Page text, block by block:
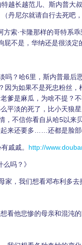
越长越范儿、斯内普大
丹尼尔就请自行去死吧
索·卡隆那样的哥特系
屁不是，华纳还是很淡定
？哈6里，斯内普最后
因为如果不是死忠粉丝
是麻瓜，为啥不提？
平淡的死了，比小天
，不信你看自从哈5以来
起来还要多……还都是
戚戚。 http://
吗？》
，我们想看邓布利多去
他悲惨的母亲和混沌的